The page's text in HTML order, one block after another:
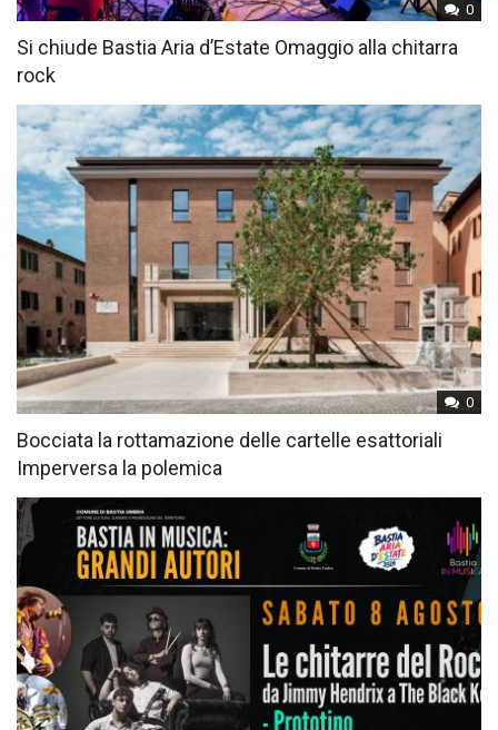
0
Si chiude Bastia Aria d’Estate Omaggio alla chitarra
rock
0
Bocciata la rottamazione delle cartelle esattoriali
Imperversa la polemica